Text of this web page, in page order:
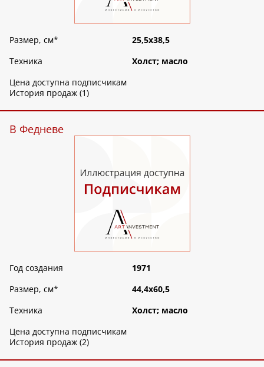
Размер, см*
25,5х38,5
Техника
Холст; масло
Цена доступна подписчикам
История продаж (1)
В Федневе
Год создания
1971
Размер, см*
44,4х60,5
Техника
Холст; масло
Цена доступна подписчикам
История продаж (2)